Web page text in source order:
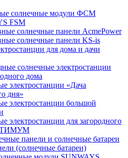
солнечные модули ФСМ
FSM
солнечные панели AcmePower
солнечные панели KS-is
для дома и дачи
солнечные электростанции
дома
электростанции «Дача
дня»
электростанции большой
электростанции для загородного
панели и солнечные батареи
(солнечные батареи)